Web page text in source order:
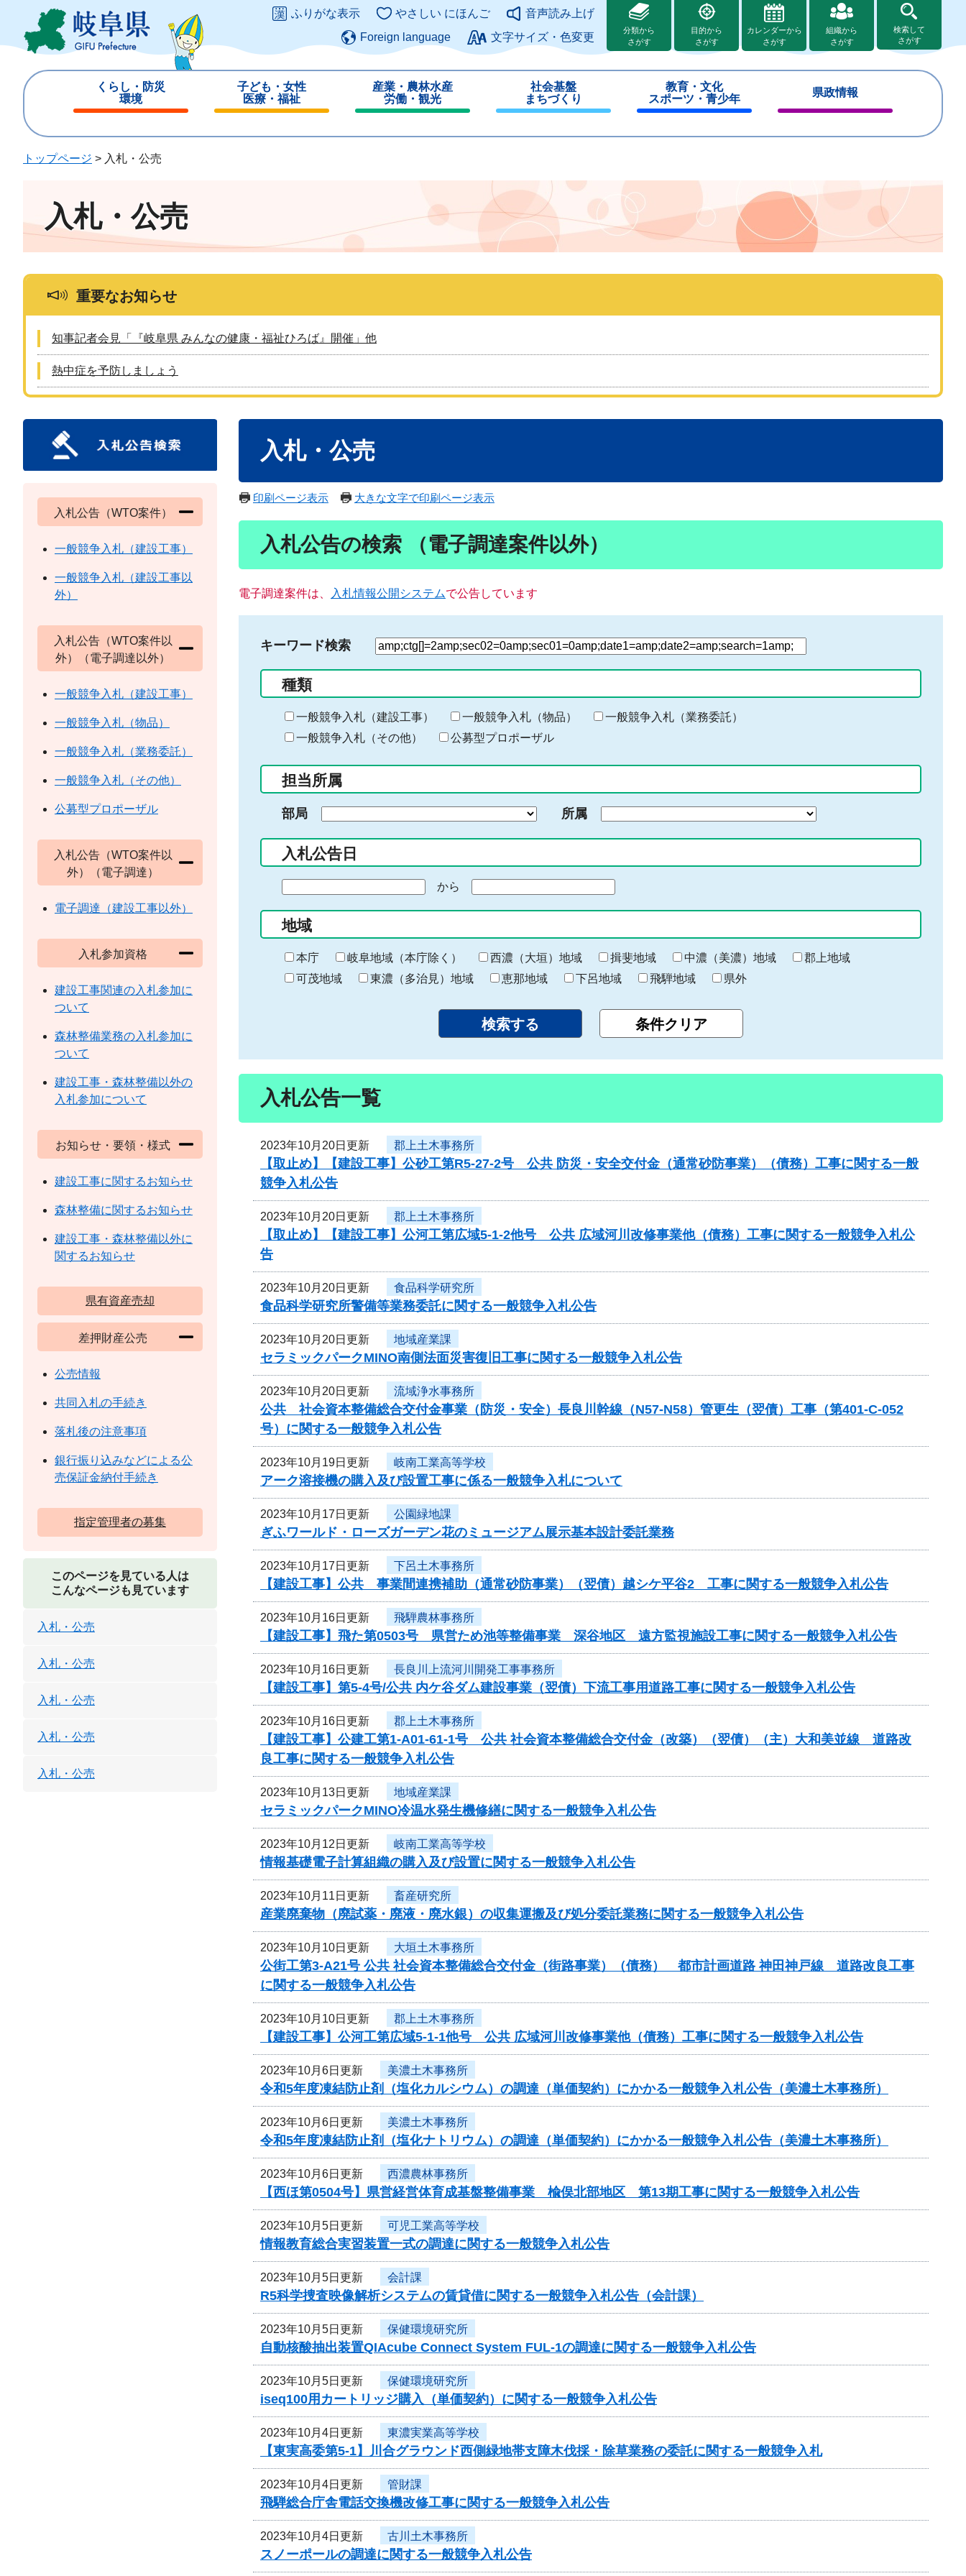
ジ
ュ
このページの本文へ
ふりがな表示 やさしい にほんご
音声読み上げ
Foreign language
文字サイズ・色変更
分類から
さがす
目的から
さがす
カレンダーから
さがす
組織から
さがす
検索して
さがす
くらし・防災
環境
じ
子ども・女性
医療・福祉
じ
産業・農林水産
労働・観光
じ
社会基盤
まちづくり
じ
教育・文化
スポーツ・青少年
じ
県政情報
じ
トップページ > 入札・公売
入札・公売
重要なお知らせ
知事記者会見「『岐阜県 みんなの健康・福祉ひろば』開催」他
熱中症を予防しましょう
入札・公売
印刷ページ表示 大きな文字で印刷ページ表示
入札公告の検索 （電子調達案件以外）
電子調達案件は、 入札情報公開システムで公告しています
キーワード検索
検
る
キ
ー
ー
入
力
種類
一般競争入札（建設工事） 一般競争入札（物品）
一般競争入札（業務委託）
一般競争入札（その他）
公募型プロポーザル
担当所属
部局 所属
入札公告日
の
始
ま
り
から
終
わ
り
地域
本庁 岐阜地域（本庁除く） 西濃（大垣）地域 揖斐地域 中濃（美濃）地域
郡上地域
可茂地域
東濃（多治見）地域 恵那地域 下呂地域 飛騨地域 県外
入札公告一覧
2023年10月20日更新 郡上土木事務所
【取止め】【建設工事】公砂工第R5-27-2号 公共 防災・安全交付金（通常砂防事業）（債務）工事に関する一般
競争入札公告
2023年10月20日更新 郡上土木事務所
【取止め】【建設工事】公河工第広域5-1-2他号 公共 広域河川改修事業他（債務）工事に関する一般競争入札公
告
2023年10月20日更新 食品科学研究所
食品科学研究所警備等業務委託に関する一般競争入札公告
2023年10月20日更新 地域産業課
セラミックパークMINO南側法面災害復旧工事に関する一般競争入札公告
2023年10月20日更新 流域浄水事務所
公共 社会資本整備総合交付金事業（防災・安全）長良川幹線（N57-N58）管更生（翌債）工事（第401-C-052
号）に関する一般競争入札公告
2023年10月19日更新 岐南工業高等学校
アーク溶接機の購入及び設置工事に係る一般競争入札について
2023年10月17日更新 公園緑地課
ぎふワールド・ローズガーデン花のミュージアム展示基本設計委託業務
2023年10月17日更新 下呂土木事務所
【建設工事】公共 事業間連携補助（通常砂防事業）（翌債）越シケ平谷2 工事に関する一般競争入札公告
2023年10月16日更新 飛騨農林事務所
【建設工事】飛た第0503号 県営ため池等整備事業 深谷地区 遠方監視施設工事に関する一般競争入札公告
2023年10月16日更新 長良川上流河川開発工事事務所
【建設工事】第5-4号/公共 内ケ谷ダム建設事業（翌債）下流工事用道路工事に関する一般競争入札公告
2023年10月16日更新 郡上土木事務所
【建設工事】公建工第1-A01-61-1号 公共 社会資本整備総合交付金（改築）（翌債）（主）大和美並線 道路改
良工事に関する一般競争入札公告
2023年10月13日更新 地域産業課
セラミックパークMINO冷温水発生機修繕に関する一般競争入札公告
2023年10月12日更新 岐南工業高等学校
情報基礎電子計算組織の購入及び設置に関する一般競争入札公告
2023年10月11日更新 畜産研究所
産業廃棄物（廃試薬・廃液・廃水銀）の収集運搬及び処分委託業務に関する一般競争入札公告
2023年10月10日更新 大垣土木事務所
公街工第3-A21号 公共 社会資本整備総合交付金（街路事業）（債務） 都市計画道路 神田神戸線 道路改良工事
に関する一般競争入札公告
2023年10月10日更新 郡上土木事務所
【建設工事】公河工第広域5-1-1他号 公共 広域河川改修事業他（債務）工事に関する一般競争入札公告
2023年10月6日更新 美濃土木事務所
令和5年度凍結防止剤（塩化カルシウム）の調達（単価契約）にかかる一般競争入札公告（美濃土木事務所）
2023年10月6日更新 美濃土木事務所
令和5年度凍結防止剤（塩化ナトリウム）の調達（単価契約）にかかる一般競争入札公告（美濃土木事務所）
2023年10月6日更新 西濃農林事務所
【西ほ第0504号】県営経営体育成基盤整備事業 楡俣北部地区 第13期工事に関する一般競争入札公告
2023年10月5日更新 可児工業高等学校
情報教育総合実習装置一式の調達に関する一般競争入札公告
2023年10月5日更新 会計課
R5科学捜査映像解析システムの賃貸借に関する一般競争入札公告（会計課）
2023年10月5日更新 保健環境研究所
自動核酸抽出装置QIAcube Connect System FUL-1の調達に関する一般競争入札公告
2023年10月5日更新 保健環境研究所
iseq100用カートリッジ購入（単価契約）に関する一般競争入札公告
2023年10月4日更新 東濃実業高等学校
【東実高委第5-1】川合グラウンド西側緑地帯支障木伐採・除草業務の委託に関する一般競争入札
2023年10月4日更新 管財課
飛騨総合庁舎電話交換機改修工事に関する一般競争入札公告
2023年10月4日更新 古川土木事務所
スノーポールの調達に関する一般競争入札公告
入札公告（WTO案件）
一般競争入札（建設工事）
一般競争入札（建設工事以
外）
入札公告（WTO案件以
外）（電子調達以外）
一般競争入札（建設工事）
一般競争入札（物品）
一般競争入札（業務委託）
一般競争入札（その他）
公募型プロポーザル
入札公告（WTO案件以
外）（電子調達）
電子調達（建設工事以外）
入札参加資格
建設工事関連の入札参加に
ついて
森林整備業務の入札参加に
ついて
建設工事・森林整備以外の
入札参加について
お知らせ・要領・様式
建設工事に関するお知らせ
森林整備に関するお知らせ
建設工事・森林整備以外に
関するお知らせ
県有資産売却
差押財産公売
公売情報
共同入札の手続き
落札後の注意事項
銀行振り込みなどによる公
売保証金納付手続き
指定管理者の募集
このページを見ている人は
こんなページも見ています
入札・公売
入札・公売
入札・公売
入札・公売
入札・公売